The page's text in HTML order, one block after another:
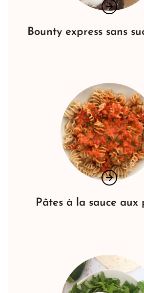
Bounty express sans
Pâtes à la sauce aux